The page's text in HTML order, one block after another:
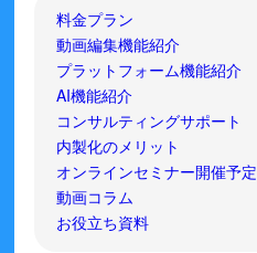
料金プラン
動画編集機能紹介
プラットフォーム機能紹介
AI機能紹介
コンサルティングサポート
内製化のメリット
オンラインセミナー開催予定
動画コラム
お役立ち資料